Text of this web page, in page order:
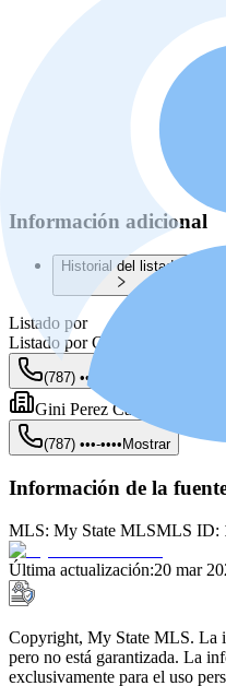
Información adicional
Historial del listado
Listado por
Listado por Ginette Perez
(787) •••-••••
Gini Perez Campo Real
(787) •••-•••• Mostrar
Información de la
MLS: My State MLSMLS ID:
Última actualización:20 mar
Copyright, My State MLS. La
pero no está garantizada. La
exclusivamente para el uso